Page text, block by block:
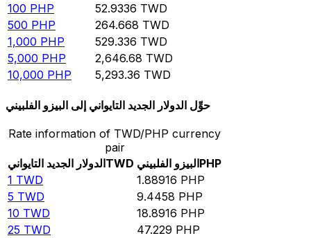
100 PHP 52.9336 TWD
500 PHP 264.668 TWD
1,000 PHP 529.336 TWD
5,000 PHP 2,646.68 TWD
10,000 PHP 5,293.36 TWD
حوِّل الدولار الجديد التايواني إلى البيزو الفلبيني
Rate information of TWD/PHP currency
pair
الدولار الجديد التايوانيTWD البيزو الفلبينيPHP
1 TWD 1.88916 PHP
5 TWD 9.4458 PHP
10 TWD 18.8916 PHP
25 TWD 47.229 PHP